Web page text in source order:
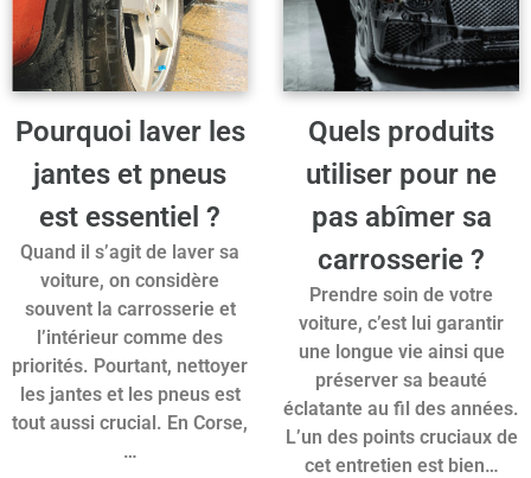
Pourquoi laver les
jantes et pneus
est essentiel ?
Quand il s’agit de laver sa
voiture, on considère
souvent la carrosserie et
l’intérieur comme des
priorités. Pourtant, nettoyer
les jantes et les pneus est
tout aussi crucial. En Corse,
…
Quels produits
utiliser pour ne
pas abîmer sa
carrosserie ?
Prendre soin de votre
voiture, c’est lui garantir
une longue vie ainsi que
préserver sa beauté
éclatante au fil des années.
L’un des points cruciaux de
cet entretien est bien…